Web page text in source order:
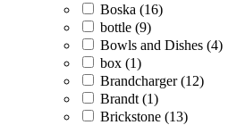
Boska (16)
bottle (9)
Bowls and Dishes (4)
box (1)
Brandcharger (12)
Brandt (1)
Brickstone (13)